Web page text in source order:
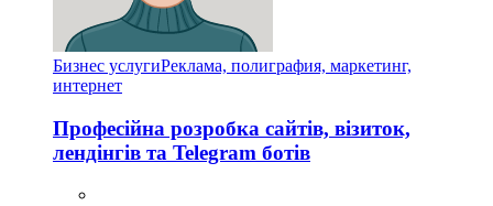
Бизнес услугиРеклама, полиграфия, маркетинг,
интернет
Професійна розробка сайтів, візиток,
лендінгів та Telegram ботів